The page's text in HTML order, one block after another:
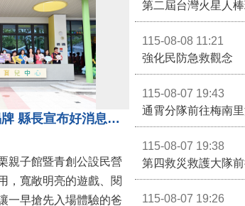
苗栗親子館暨托嬰中心揭牌 縣長宣布好消息：9月1日起調降臨時托嬰費用
親子館暨青創公設民營
，寬敞明亮的遊戲、閱
一早搶先入場體驗的爸
第二屆台灣火星人
115-08-08 11:21
強化民防急救觀念
115-08-07 19:43
通霄分隊前往梅南
115-08-07 19:38
第四救災救護大隊
115-08-07 19:26